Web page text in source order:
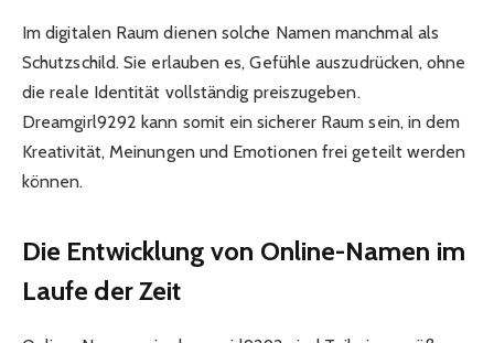
Im digitalen Raum dienen solche Namen manchmal als
Schutzschild. Sie erlauben es, Gefühle auszudrücken, ohne
die reale Identität vollständig preiszugeben.
Dreamgirl9292 kann somit ein sicherer Raum sein, in dem
Kreativität, Meinungen und Emotionen frei geteilt werden
können.
Die Entwicklung von Online-Namen im
Laufe der Zeit